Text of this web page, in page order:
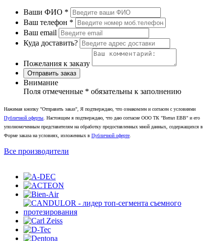
Ваши ФИО *
Ваш телефон *
Ваш email
Куда доставить?
Пожелания к заказу
Отправить заказ
Внимание
Поля отмеченные * обязательны к заполнению
Нажимая кнопку "Отправить заказ", Я подтверждаю, что ознакомлен и согласен с условиями
Публичной оферты. Настоящим я подтверждаю, что даю согласие ООО ТК "Витал ЕВВ" и его
уполномоченным представителям на обработку предоставленных мной данных, содержащихся в
Форме заказа на условиях, изложенных в Публичной оферте.
Все производители